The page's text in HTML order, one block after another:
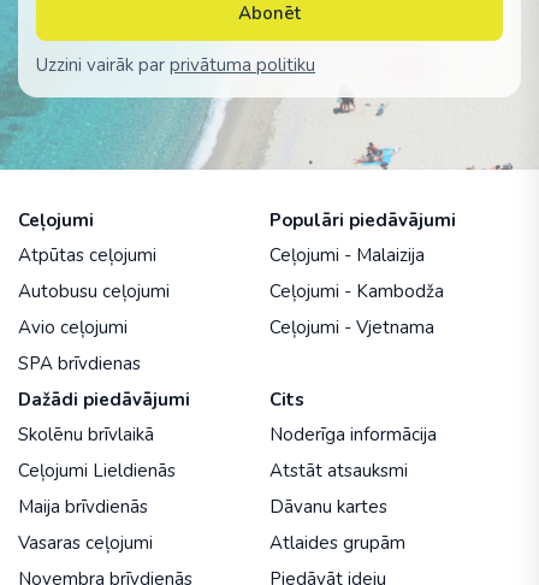
Abonēt
Uzzini vairāk par privātuma politiku
Ceļojumi
Atpūtas ceļojumi
Autobusu ceļojumi
Avio ceļojumi
SPA brīvdienas
Populāri piedāvājumi
Ceļojumi - Malaizija
Ceļojumi - Kambodža
Ceļojumi - Vjetnama
Dažādi piedāvājumi
Skolēnu brīvlaikā
Ceļojumi Lieldienās
Maija brīvdienās
Vasaras ceļojumi
Novembra brīvdienās
Cits
Noderīga informācija
Atstāt atsauksmi
Dāvanu kartes
Atlaides grupām
Piedāvāt ideju